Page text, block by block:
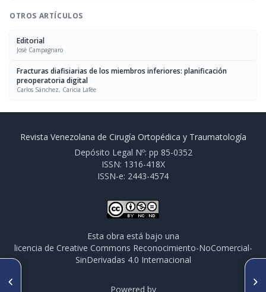
OTROS ARTÍCULOS
Editorial
José Campagnaro
Fracturas diafisiarias de los miembros inferiores: planificación
preoperatoria digital
Carlos Sánchez, Caricia Lafée
Revista Venezolana de Cirugía Ortopédica y Traumatología
Depósito Legal Nº: pp 85-0352
ISSN: 1316-418X
ISSN-e: 2443-4574
Esta obra está bajo una
licencia de Creative Commons Reconocimiento-NoComercial-
SinDerivadas 4.0 Internacional
Powered by